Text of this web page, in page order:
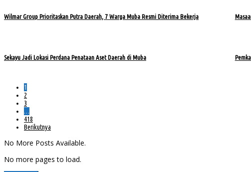
Wilmar Group Prioritaskan Putra Daerah, 7 Warga Muba Resmi Diterima Bekerja
Sekayu Jadi Lokasi Perdana Penataan Aset Daerah di Muba
1
2
3
…
418
Berikutnya
No More Posts Available.
No more pages to load.